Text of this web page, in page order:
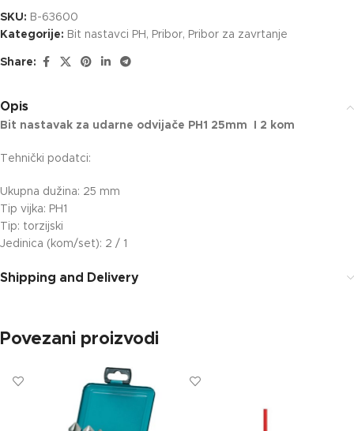
SKU: B-63600
Kategorije: Bit nastavci PH , Pribor, Pribor za zavrtanje
Share:
Opis
Bit nastavak za udarne odvijače PH1 25mm I 2 kom
Tehnički podatci:
Ukupna dužina: 25 mm
Tip vijka: PH1
Tip: torzijski
Jedinica (kom/set): 2 / 1
Shipping and Delivery
Povezani proizvodi